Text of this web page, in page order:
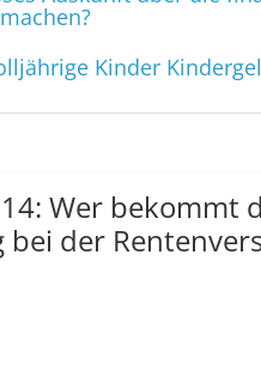
Kinder
Wer bekommt
der